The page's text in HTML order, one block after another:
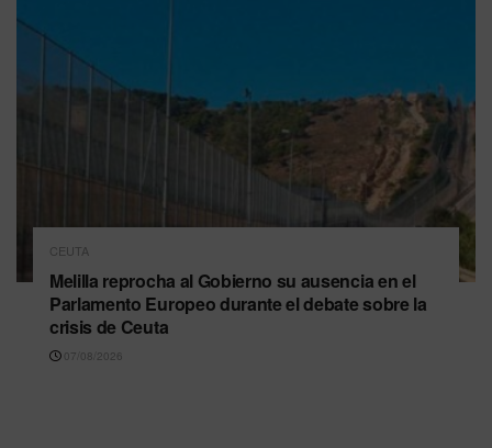
CEUTA
Melilla reprocha al Gobierno su ausencia en el
Parlamento Europeo durante el debate sobre la
crisis de Ceuta
07/08/2026